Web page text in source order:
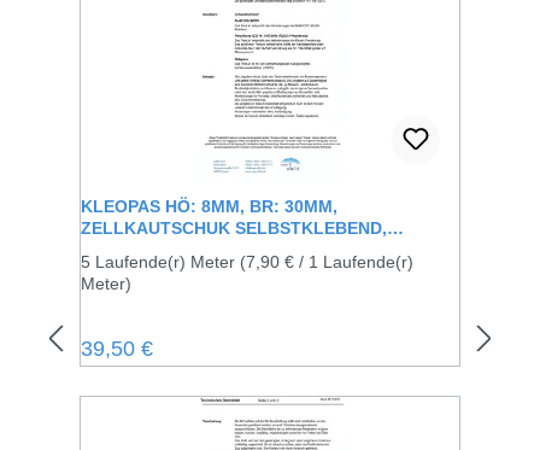
KLEOPAS HÖ: 8MM, BR: 30MM,
ZELLKAUTSCHUK SELBSTKLEBEND,
5 Laufende(r) Meter (7,90 € / 1 Laufende(r)
Meter)
Regulärer Preis:
39,50 €